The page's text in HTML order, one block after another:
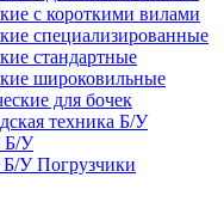
с короткими вилами
специализированные
стандартные
широковильные
для бочек
техника Б/У
Б/У
Погрузчики